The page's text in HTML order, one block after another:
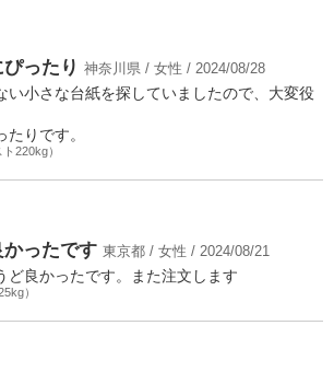
ったり 神奈川県 / 女性 / 2024/08/28
い小さな台紙を探していましたので、大変役
りです。
220kg）
ったです 東京都 / 女性 / 2024/08/21
ど良かったです。また注文します
）